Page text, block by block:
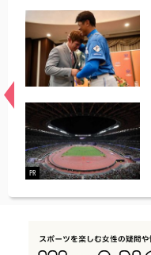
常
PR